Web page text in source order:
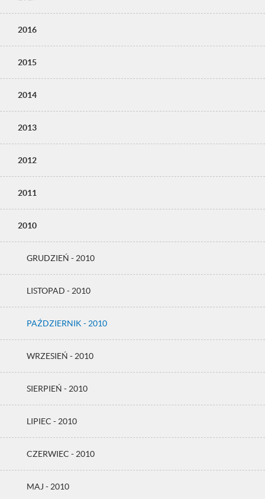
2016
2015
2014
2013
2012
2011
2010
GRUDZIEŃ - 2010
LISTOPAD - 2010
PAŹDZIERNIK - 2010
WRZESIEŃ - 2010
SIERPIEŃ - 2010
LIPIEC - 2010
CZERWIEC - 2010
MAJ - 2010